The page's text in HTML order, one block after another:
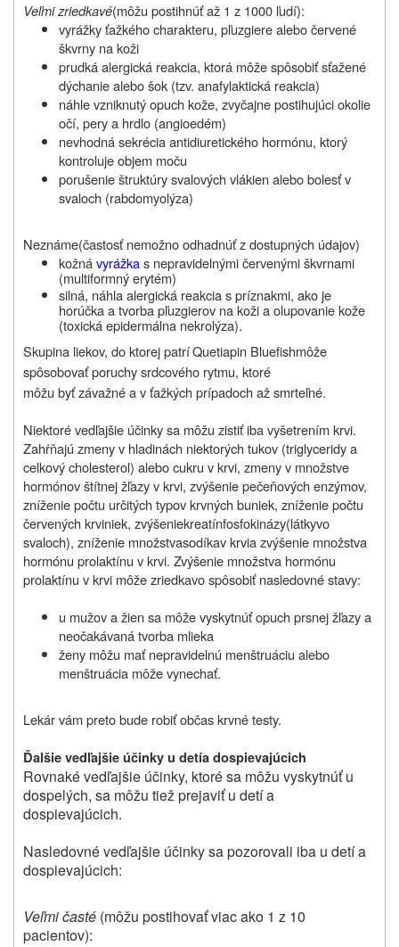
Veľmi zriedkavé(môžu postihnúť až 1 z 1000 ľudí):
vyrážky ťažkého charakteru, pľuzgiere alebo červené
škvrny na koži
prudká alergická reakcia, ktorá môže spôsobiť sťažené
dýchanie alebo šok (tzv. anafylaktická reakcia)
náhle vzniknutý opuch kože, zvyčajne postihujúci okolie
očí, pery a hrdlo (angioedém)
nevhodná sekrécia antidiuretického hormónu, ktorý
kontroluje objem moču
porušenie štruktúry svalových vlákien alebo bolesť v
svaloch (rabdomyolýza)
Neznáme(častosť nemožno odhadnúť z dostupných údajov)
kožnávyrážkas nepravidelnými červenými škvrnami
(multiformný erytém)
silná, náhla alergická reakcia s príznakmi, ako je
horúčka a tvorba pľuzgierov na koži a olupovanie kože
(toxická epidermálna nekrolýza).
Skupina liekov, do ktorej patríQuetiapin Bluefishmôže
spôsobovať poruchy srdcového rytmu, ktoré
môžu byť závažné a v ťažkých prípadoch až smrteľné.
Niektoré vedľajšie účinky sa môžu zistiť iba vyšetrením krvi.
Zahŕňajú zmeny v hladinách niektorých tukov (triglyceridy a
celkový cholesterol) alebo cukru v krvi, zmeny v množstve
hormónov štítnej žľazy v krvi, zvýšenie pečeňových enzýmov,
zníženie počtu určitých typov krvných buniek, zníženie počtu
červených krviniek, zvýšeniekreatínfosfokinázy(látkyvo
svaloch), zníženie množstvasodíkav krvia zvýšenie množstva
hormónu prolaktínu v krvi. Zvýšenie množstva hormónu
prolaktínu v krvi môže zriedkavo spôsobiť nasledovné stavy:
u mužov a žien sa môže vyskytnúť opuch prsnej žľazy a
neočakávaná tvorba mlieka
ženy môžu mať nepravidelnú menštruáciu alebo
menštruácia môže vynechať.
Lekár vám preto bude robiť občas krvné testy.
Ďalšie vedľajšie účinky u detía dospievajúcich
Rovnaké vedľajšie účinky, ktoré sa môžu vyskytnúť u
dospelých, sa môžu tiež prejaviť u detí a
dospievajúcich.
Nasledovné vedľajšie účinky sa pozorovali iba u detí a
dospievajúcich:
Veľmi časté (môžu postihovať viac ako 1 z 10
pacientov):